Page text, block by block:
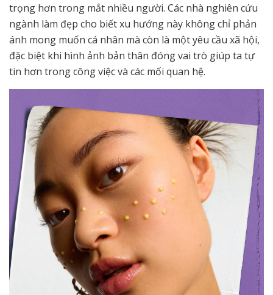
trọng hơn trong mắt nhiều người. Các nhà nghiên cứu
ngành làm đẹp cho biết xu hướng này không chỉ phản
ánh mong muốn cá nhân mà còn là một yêu cầu xã hội,
đặc biệt khi hình ảnh bản thân đóng vai trò giúp ta tự
tin hơn trong công việc và các mối quan hệ.